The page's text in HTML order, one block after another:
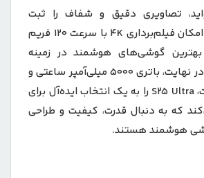
تصاویری دقیق و شفاف را ثبت
می‌کند. همچنین، امکان فیلم‌برداری 4K با سرعت 120 فریم
بهترین گوشی‌های هوشمند در زمینه
فیلم‌برداری است. در نهایت، باتری 5000 میلی‌آمپر ساعتی و
شارژ سریع 45 وات، S25 Ultra را به یک انتخاب ایده‌آل برای
که به دنبال قدرت، کیفیت و طراحی
هوشمند هستند.